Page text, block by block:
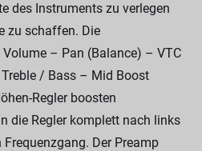
des Instruments zu verlegen
zu schaffen. Die
– Pan (Balance) – VTC
/ Bass – Mid Boost
Regler boosten
die Regler komplett nach links
Der Preamp